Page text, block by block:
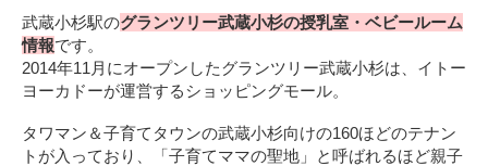
武蔵小杉駅のグランツリー武蔵小杉の授乳室・ベビールーム
情報です。
2014年11月にオープンしたグランツリー武蔵小杉は、イトー
ヨーカドーが運営するショッピングモール。
タワマン＆子育てタウンの武蔵小杉向けの160ほどのテナン
トが入っており、「子育てママの聖地」と呼ばれるほど親子